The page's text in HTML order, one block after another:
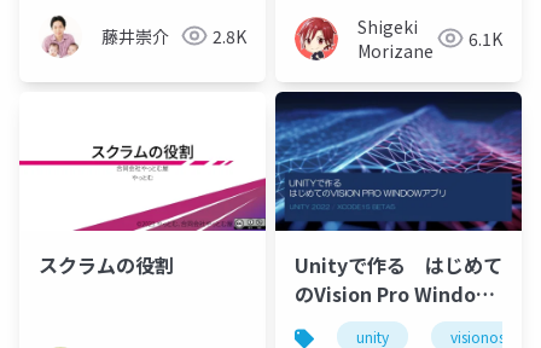
藤井崇介 2.8K
Shigeki
Morizane
6.1K
スクラムの役割
Unityで作る はじめて
のVision Pro Window
アプリunity visionos